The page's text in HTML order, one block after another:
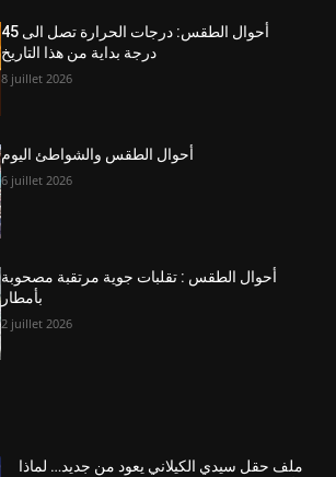
أحوال الطقس: درجات الحرارة تصل الى 45
درجة بداية من هذا التاريخ
8 juillet 2026
أحوال الطقس والشواطئ اليوم
6 juillet 2026
أحوال الطقس : تقلبات جوية مرتقبة مصحوبة
بأمطار
2 juillet 2026
ملف حقل سيدي الكيلاني يعود من جديد… لماذا